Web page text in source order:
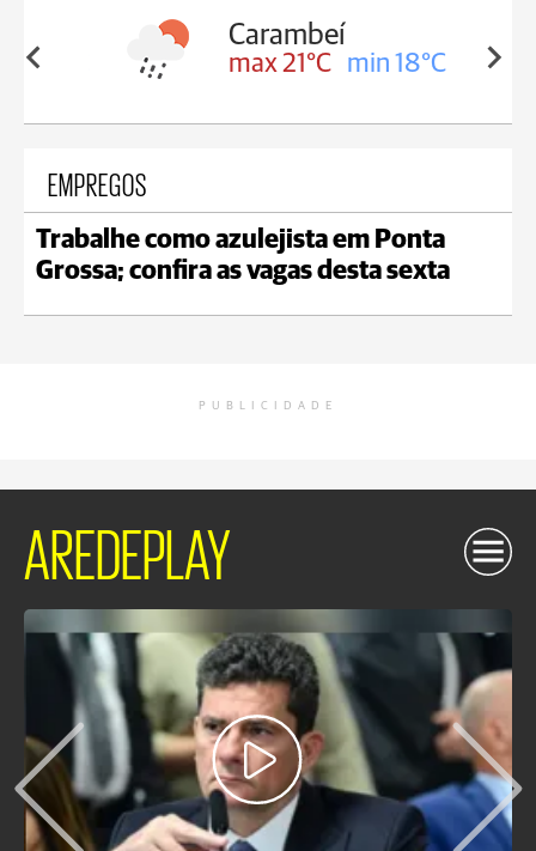
18°C
Carambeí
max 21°C min 18°C
EMPREGOS
Trabalhe como azulejista em Ponta
Grossa; confira as vagas desta sexta
PUBLICIDADE
AREDEPLAY